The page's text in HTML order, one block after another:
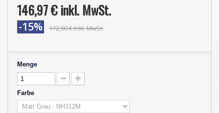
146,97 €inkl. MwSt.
-15% 172,90 €inkl. MwSt.
Menge
Farbe